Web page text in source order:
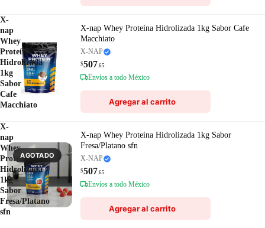
X-
nap
Whey
Proteína
Hidrolizada
1kg
Sabor
Cafe
Macchiato
X-nap Whey Proteína Hidrolizada 1kg Sabor Cafe
Macchiato
X-NAP
$507.65
Envíos a todo México
Agregar al carrito
X-
nap
Whey
Proteína
Hidrolizada
1kg
Sabor
Fresa/Platano
sfn
AGOTADO
X-nap Whey Proteína Hidrolizada 1kg Sabor
Fresa/Platano sfn
X-NAP
$507.65
Envíos a todo México
Agregar al carrito